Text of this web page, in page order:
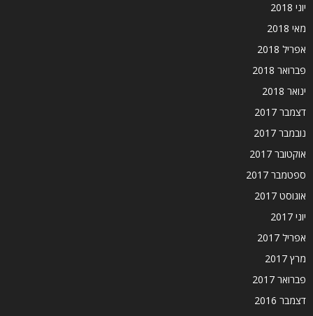
יוני 2018
מאי 2018
אפריל 2018
פברואר 2018
ינואר 2018
דצמבר 2017
נובמבר 2017
אוקטובר 2017
ספטמבר 2017
אוגוסט 2017
יוני 2017
אפריל 2017
מרץ 2017
פברואר 2017
דצמבר 2016